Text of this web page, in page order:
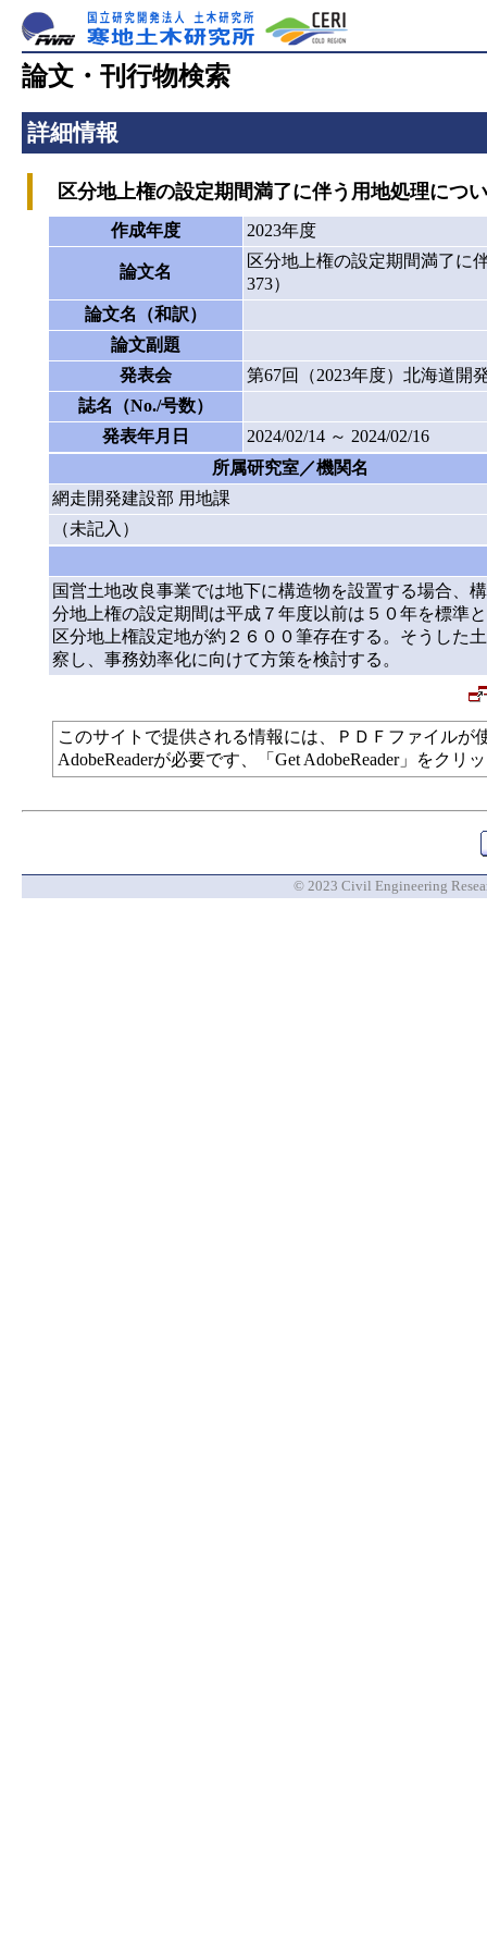
論文・刊行物検索
詳細情報
区分地上権の設定期間満了に伴う用地処理につ
作成年度 2023年度
論文名
区分地上権の設定期間満了
373）
論文名（和訳）
論文副題
発表会
第67回（2023年度）北海道開
誌名（No./号数）
発表年月日
2024/02/14 ～ 2024/02/16
所属研究室／機関名
網走開発建設部 用地課
（未記入）
国営土地改良事業では地下に構造物を設置する場合、
分地上権の設定期間は平成７年度以前は５０年を標準
区分地上権設定地が約２６００筆存在する。そうした
察し、事務効率化に向けて方策を検討する。
このサイトで提供される情報には、ＰＤＦファイル
AdobeReaderが必要です、「Get AdobeReader」をク
© 2023 Civil Engineering